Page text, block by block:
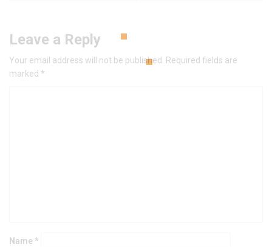
Leave a Reply
Your email address will not be published. Required fields are
marked *
Name *